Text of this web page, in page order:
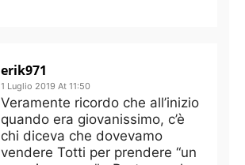
erik971
1 Luglio 2019 At 11:50
Veramente ricordo che all’inizio
quando era giovanissimo, c’è
chi diceva che dovevamo
vendere Totti per prendere “un